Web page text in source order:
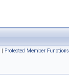
| Protected Member Functions